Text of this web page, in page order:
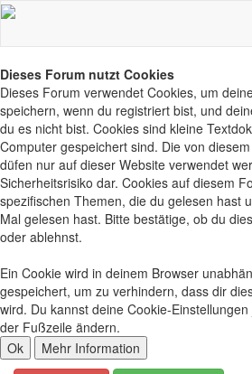
Dieses Forum nutzt Cookies
Dieses Forum verwendet Cookies, um
speichern, wenn du registriert bist, und
du es nicht bist. Cookies sind kleine
Computer gespeichert sind. Die von
düfen nur auf dieser Website verwendet
Sicherheitsrisiko dar. Cookies auf diesem
spezifischen Themen, die du gelesen hast
Mal gelesen hast. Bitte bestätige, ob du
oder ablehnst.
Ein Cookie wird in deinem Browser
gespeichert, um zu verhindern, dass dir
wird. Du kannst deine Cookie-
der Fußzeile ändern.